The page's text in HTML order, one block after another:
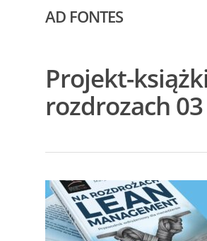
AD FONTES
Projekt-
rozdrozach 03